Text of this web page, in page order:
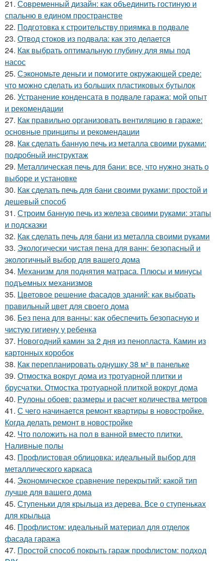
21. Современный дизайн: как объединить гостиную и
спальню в едином пространстве
22. Подготовка к строительству приямка в подвале
23. Отвод стоков из подвала: как это делается
24. Как выбрать оптимальную глубину для ямы под
насос
25. Сэкономьте деньги и помогите окружающей среде:
что можно сделать из больших пластиковых бутылок
26. Устранение конденсата в подвале гаража: мой опыт
и рекомендации
27. Как правильно организовать вентиляцию в гараже:
основные принципы и рекомендации
28. Как сделать банную печь из металла своими руками:
подробный инструктаж
29. Металлическая печь для бани: все, что нужно знать о
выборе и установке
30. Как сделать печь для бани своими руками: простой и
дешевый способ
31. Строим банную печь из железа своими руками: этапы
и подсказки
32. Как сделать печь для бани из металла своими руками
33. Экологически чистая пена для ванн: безопасный и
экологичный выбор для вашего дома
34. Механизм для поднятия матраса. Плюсы и минусы
подъемных механизмов
35. Цветовое решение фасадов зданий: как выбрать
правильный цвет для своего дома
36. Без пена для ванны: как обеспечить безопасную и
чистую гигиену у ребенка
37. Новогодний камин за 2 дня из пенопласта. Камин из
картонных коробок
38. Как перепланировать однушку 38 м² в панельке
39. Отмостка вокруг дома из тротуарной плитки и
брусчатки. Отмостка тротуарной плиткой вокруг дома
40. Рулоны обоев: размеры и расчет количества метров
41. С чего начинается ремонт квартиры в новостройке.
Когда делать ремонт в новостройке
42. Что положить на пол в ванной вместо плитки.
Наливные полы
43. Профлистовая облицовка: идеальный выбор для
металлического каркаса
44. Экономическое сравнение перекрытий: какой тип
лучше для вашего дома
45. Ступеньки для крыльца из дерева. Все о ступеньках
для крыльца
46. Профлистом: идеальный материал для отделок
фасада гаража
47. Простой способ покрыть гараж профлистом: подход